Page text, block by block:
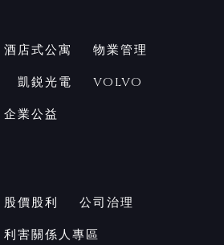
酒店式公寓
物業管理
凱鋭光電
VOLVO
企業公益
股價股利
公司治理
利害關係人專區